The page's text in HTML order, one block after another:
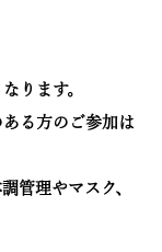
ります。
る方のご参加は
管理やマスク、